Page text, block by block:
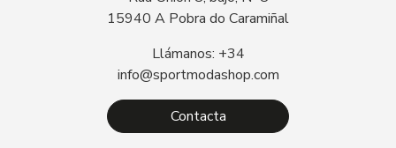
15940 A Pobra do Caramiñal
Llámanos: +34
info@sportmodashop.com
Contacta